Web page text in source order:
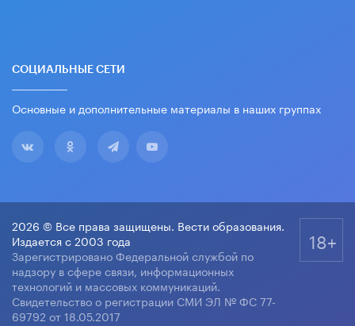
СОЦИАЛЬНЫЕ СЕТИ
Основные и дополнительные материалы в наших группах
2026 © Все права защищены. Вести образования.
Издается с 2003 года
Зарегистрировано Федеральной службой по
надзору в сфере связи, информационных
технологий и массовых коммуникаций.
Свидетельство о регистрации СМИ ЭЛ № ФС 77-
69792 от 18.05.2017
18+